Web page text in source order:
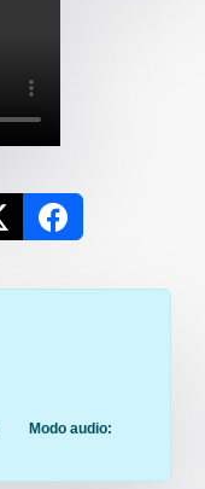
Modo audio: